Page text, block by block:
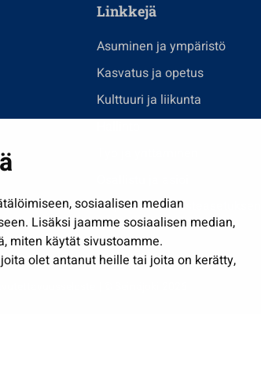
sosiaalisen median
Lisäksi jaamme sosiaalisen median,
miten käytät sivustoamme.
olet antanut heille tai joita on kerätty,
Linkkejä
Asuminen ja ympäristö
Kasvatus ja opetus
Kulttuuri ja liikunta
Näytä omat evästeasetukseni